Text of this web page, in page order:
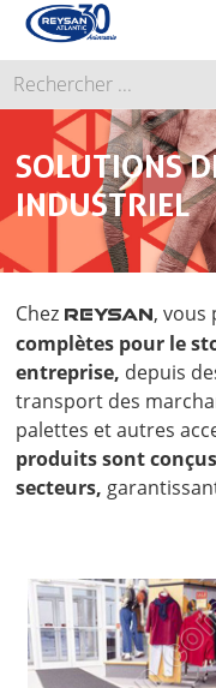
SOLUTIONS
INDUSTRIEL
Chez REYSAN,
complètes pour le
entreprise, depuis
transport des
palettes et autres
produits sont
secteurs,